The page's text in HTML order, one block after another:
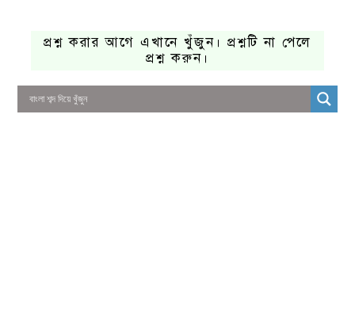
প্রশ্ন করার আগে এখানে খুঁজুন। প্রশ্নটি না পেলে
প্রশ্ন করুন।